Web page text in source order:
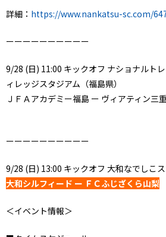
詳細： https://www.nankatsu-sc.com/
ーーーーーーーーーー
9/28 (日) 11:00 キックオフ ナショナルト
ィレッジスタジアム（福島県）
ＪＦＡアカデミー福島 ー ヴィアティン三
ーーーーーーーーーー
9/28 (日) 13:00 キックオフ 大和なでしこス
大和シルフィード ー ＦＣふじざくら山梨
＜イベント情報＞